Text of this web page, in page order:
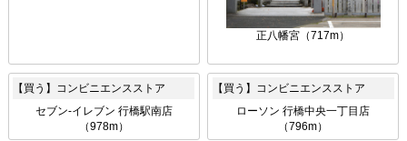
正八幡宮（717m）
【買う】コンビニエンスストア
セブン-イレブン 行橋駅南店
（978m）
【買う】コンビニエンスストア
ローソン 行橋中央一丁目店
（796m）